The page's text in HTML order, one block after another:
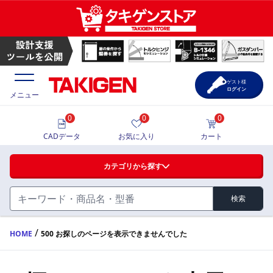
ハンドル・取手・つまみ・周辺機器
FA・A
蝶番・ステー・周辺機器
価格一覧
製品カタログ
メニュー
カテゴリから探す
検索
0
CADデータ
0
お気に入り
0
カート
ゲスト様
ログイン
HOME / 500 お探しのページを表示できませんでした